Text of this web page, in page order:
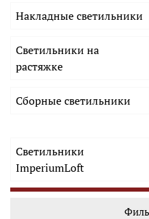
Накладные светильники
Светильники на
растяжке
Сборные светильники
Светильники
ImperiumLoft